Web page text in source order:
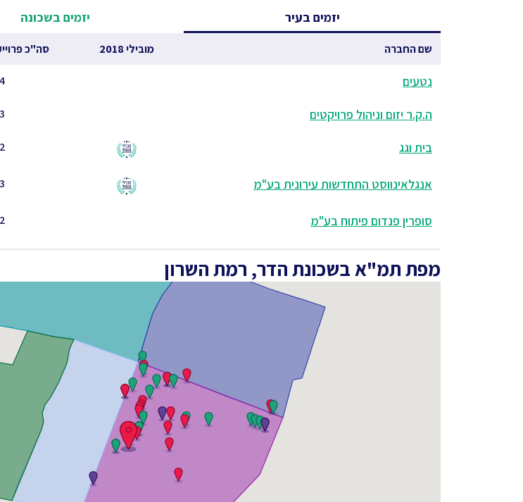
יזמים בעיר יזמים בשכונה
שם החברה מובילי 2018 סה"כ
נטעים 4
ה.ק.ר יזום וניהול פרויקטים 3
בית וגג 2
אנגלאינווסט התחדשות עירונית בע"מ 3
סופרין פנדום פיתוח בע"מ 2
מפת תמ"א בשכונת הדר, רמת השרון